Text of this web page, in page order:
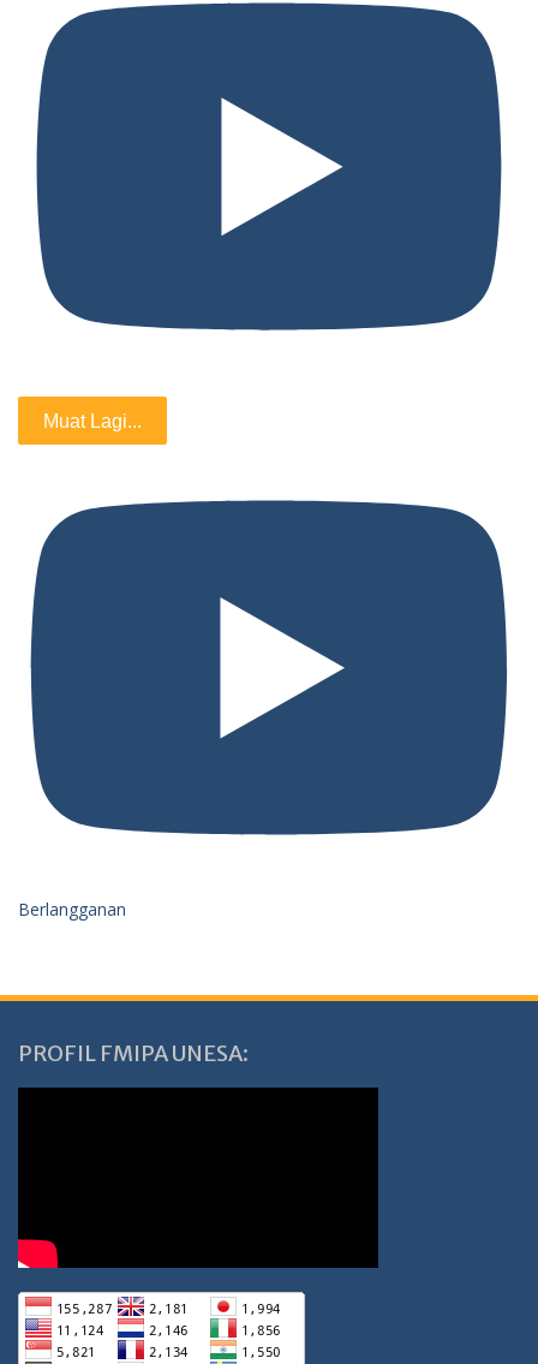
Muat Lagi...
Berlangganan
PROFIL FMIPA UNESA: